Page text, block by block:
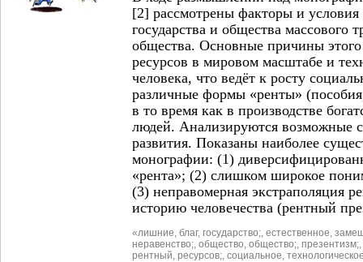
[2] рассмотрены факторы и условия
государства и общества массового
общества. Основные причины этого
ресурсов в мировом масштабе и
человека, что ведёт к росту
различные формы «ренты»
в то время как в производстве
людей. Анализируются возможные
развития. Показаны наиболее
монографии: (1)
«рента»; (2) слишком широкое
(3) неправомерная экстраполяция
историю человечества (рентный
«лишние благ, государство; естественное
неравенство; общество общество; презентизм;
рентный ресурсов; социальное